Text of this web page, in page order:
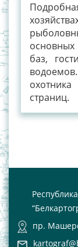
баз,
страниц.
пр.